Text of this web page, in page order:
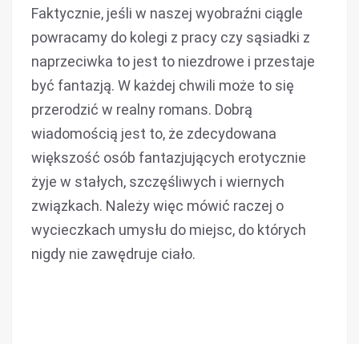
Faktycznie, jeśli w naszej wyobraźni ciągle
powracamy do kolegi z pracy czy sąsiadki z
naprzeciwka to jest to niezdrowe i przestaje
być fantazją. W każdej chwili może to się
przerodzić w realny romans. Dobrą
wiadomością jest to, że zdecydowana
większość osób fantazjujących erotycznie
żyje w stałych, szczęśliwych i wiernych
związkach. Należy więc mówić raczej o
wycieczkach umysłu do miejsc, do których
nigdy nie zawędruje ciało.